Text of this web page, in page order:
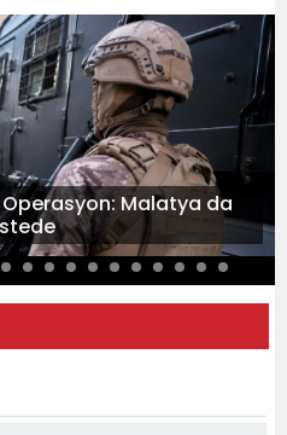
Operasyon: Malatya da